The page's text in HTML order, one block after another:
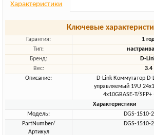
Характеристики
Ключевые
Гарантия:
1
Тип:
Бренд:
D-
Вес:
3.4
Описание:
D-Link Коммутатор D-
управляемый 19U
4x10GBASE-T/
Характеристики
Модель:
DGS-1510-
PartNumber/
Артикул
DGS-1510-